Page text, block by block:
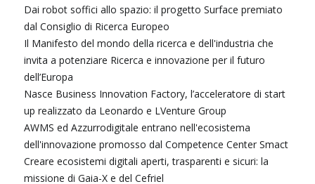
Dai robot soffici allo spazio: il progetto Surface premiato
dal Consiglio di Ricerca Europeo
Il Manifesto del mondo della ricerca e dell'industria che
invita a potenziare Ricerca e innovazione per il futuro
dell’Europa
Nasce Business Innovation Factory, l’acceleratore di start
up realizzato da Leonardo e LVenture Group
AWMS ed Azzurrodigitale entrano nell'ecosistema
dell'innovazione promosso dal Competence Center Smact
Creare ecosistemi digitali aperti, trasparenti e sicuri: la
missione di Gaia-X e del Cefriel